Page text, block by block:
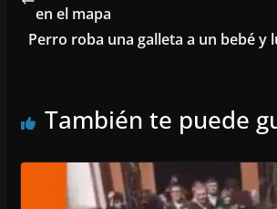
en el mapa
Perro roba una galleta a un bebé y
También te puede